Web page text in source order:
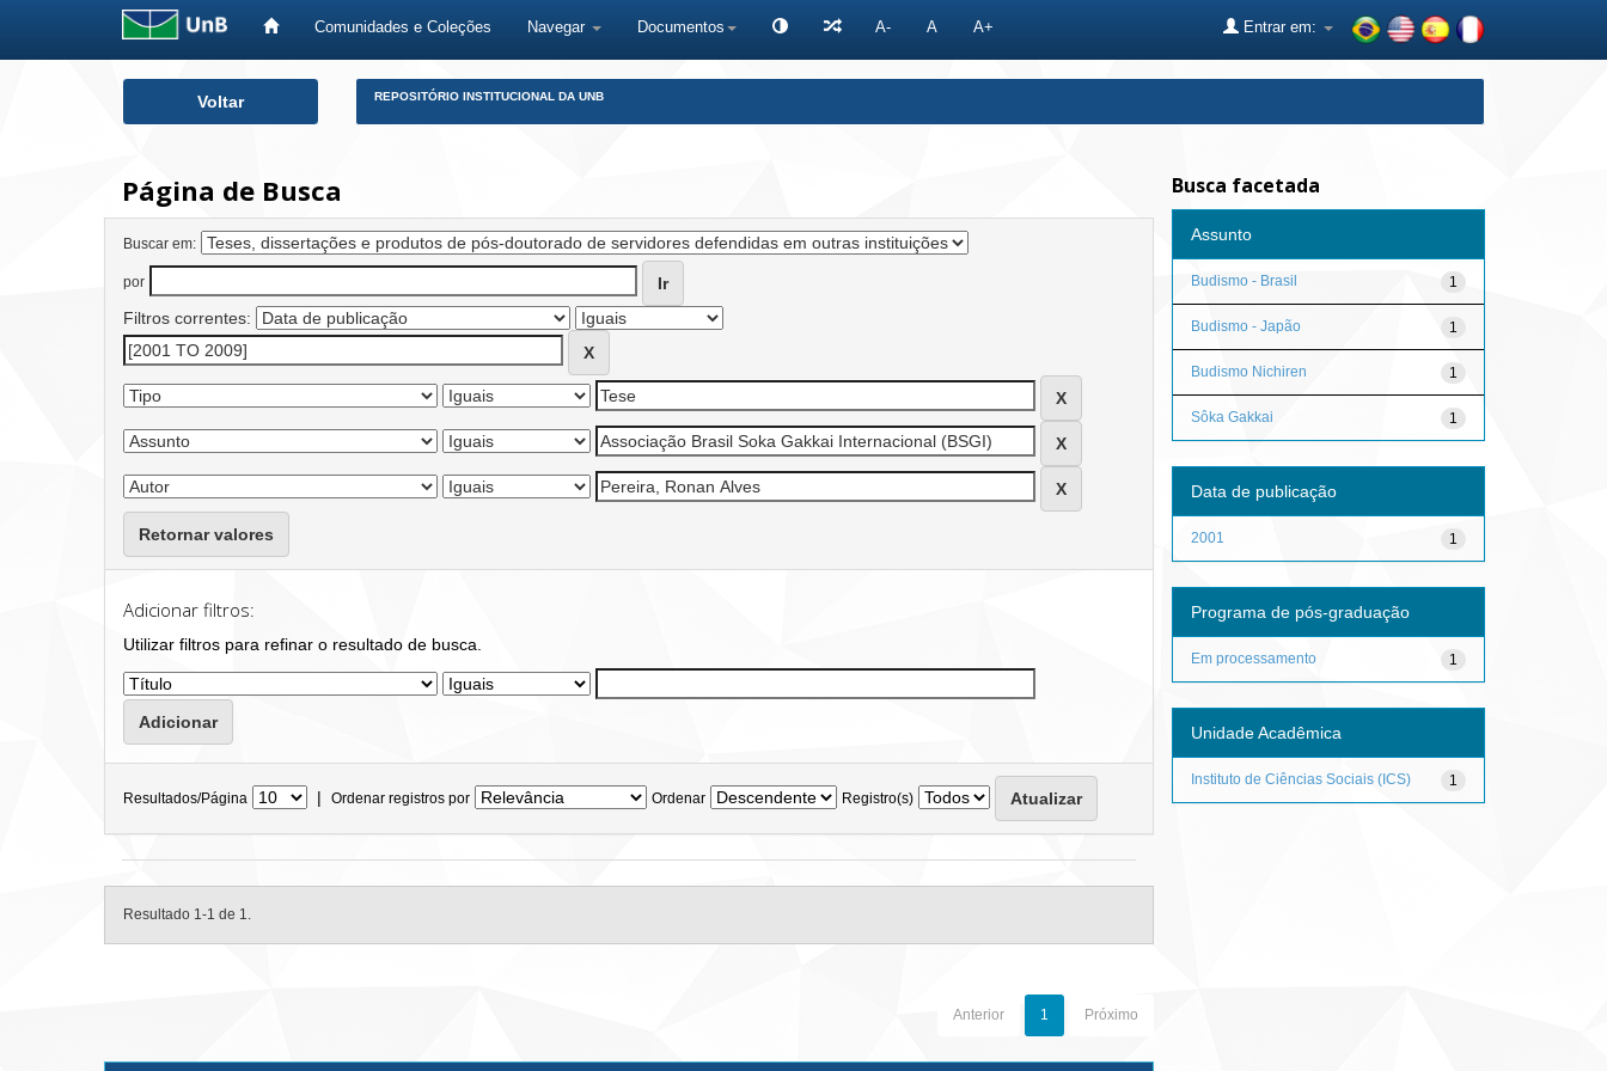
Comunidades e Coleções Navegar Documentos A- A A+ Entrar em:
Voltar REPOSITÓRIO INSTITUCIONAL DA UNB
Página de Busca
Buscar em:
por
Filtros correntes:
Retornar valores
Adicionar filtros:
Utilizar filtros para refinar o resultado de busca.
Resultados/Página | Ordenar registros por Ordenar Registro(s)
Resultado 1-1 de 1.
Anterior 1 Próximo
Busca facetada
Assunto
1
Budismo - Brasil
1
Budismo - Japão
1
Budismo Nichiren
1
Sôka Gakkai
Data de publicação
1
2001
Programa de pós-graduação
1
Em processamento
Unidade Acadêmica
1
Instituto de Ciências Sociais (ICS)